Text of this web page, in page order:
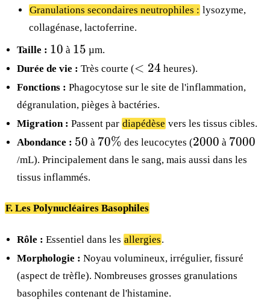
Granulations secondaires neutrophiles : lysozyme,
collagénase, lactoferrine.
Taille : 10
10 à 15
15 µm.
Durée de vie : Très courte (<
24
< 24 heures).
Fonctions : Phagocytose sur le site de l'inflammation,
dégranulation, pièges à bactéries.
Migration : Passent par diapédèse vers les tissus cibles.
Abondance : 50
50 à 70\%
70% des leucocytes (2000
2000 à 7000
7000
/mL). Principalement dans le sang, mais aussi dans les
tissus inflammés.
F. Les Polynucléaires Basophiles
Rôle : Essentiel dans les allergies.
Morphologie : Noyau volumineux, irrégulier, fissuré
(aspect de trèfle). Nombreuses grosses granulations
basophiles contenant de l'histamine.